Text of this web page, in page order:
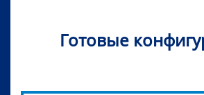
Готовые